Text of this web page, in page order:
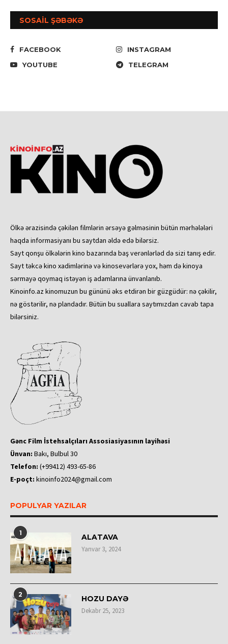
SOSAİL ŞƏBƏKƏ
FACEBOOK
INSTAGRAM
YOUTUBE
TELEGRAM
Ölkə ərazisində çəkilən filmlərin ərsəyə gəlməsinin bütün mərhələləri
haqda informasiyanı bu saytdan əldə edə bilərsiz.
Sayt qonşu ölkələrin kino bazarında baş verənlərləd də sizi tanış edir.
Sayt təkcə kino xadimlərinə və kinosevərlərə yox, həm də kinoya
sərmayə qoymaq istəyən iş adamlarına ünvanlanıb.
Kinoinfo.az kinomuzun bu gününü əks etdirən bir güzgüdür: nə çəkilir,
nə göstərilir, nə plandadır. Bütün bu suallara saytımızdan cavab tapa
bilərsiniz.
Gənc Film İstehsalçıları Assosiasiyasının layihəsi
Ünvan: Bakı, Bulbul 30
Telefon: (+99412) 493-65-86
E-poçt: kinoinfo2024@gmail.com
POPULYAR YAZILAR
1 ALATAVA
Yanvar 3, 2024
2 HOZU DAYƏ
Dekabr 25, 2023